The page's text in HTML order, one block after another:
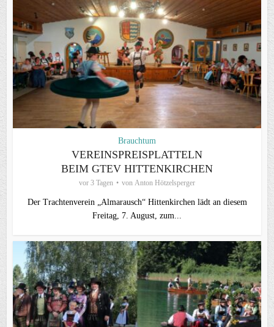
Brauchtum
VEREINSPREISPLATTELN
BEIM GTEV HITTENKIRCHEN
vor 3 Tagen von Anton Hötzelsperger
Der Trachtenverein „Almarausch“ Hittenkirchen lädt an diesem
Freitag, 7. August, zum...